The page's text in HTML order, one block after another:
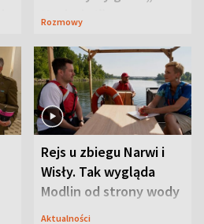
Maciusiu I”
Rozmowy
Rejs u zbiegu Narwi i
Wisły. Tak wygląda
Modlin od strony wody
Aktualności